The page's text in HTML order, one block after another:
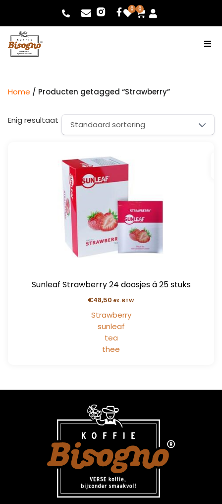
0 0
Home / Producten getagged “Strawberry”
Enig resultaat
Sunleaf Strawberry 24 doosjes á 25 stuks
€48,50 ex. BTW
Strawberry
sunleaf
tea
thee